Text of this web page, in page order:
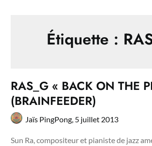
Étiquette :
RAS_G « BACK ON THE
(BRAINFEEDER)
Jaïs PingPong, 5 juillet 2013
Sun Ra, compositeur et pianiste de jazz